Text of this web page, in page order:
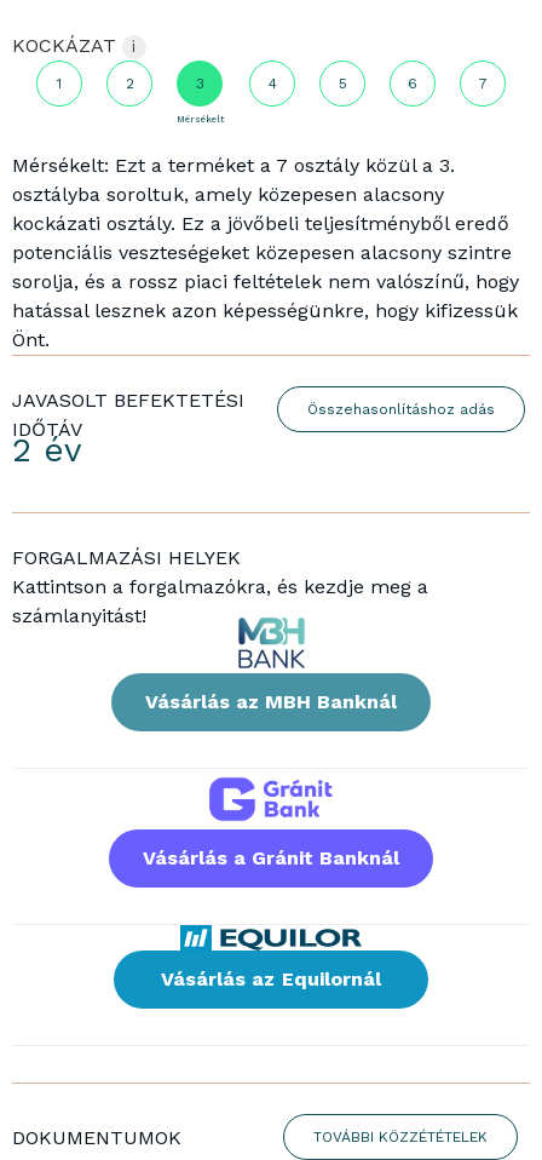
KOCKÁZAT i
1 2 3
Mérsékelt
4 5 6 7
Mérsékelt: Ezt a terméket a 7 osztály közül a 3.
osztályba soroltuk, amely közepesen alacsony
kockázati osztály. Ez a jövőbeli teljesítményből eredő
potenciális veszteségeket közepesen alacsony szintre
sorolja, és a rossz piaci feltételek nem valószínű, hogy
hatással lesznek azon képességünkre, hogy kifizessük
Önt.
JAVASOLT BEFEKTETÉSI
IDŐTÁV
2 év
Összehasonlításhoz adás
FORGALMAZÁSI HELYEK
Kattintson a forgalmazókra, és kezdje meg a
számlanyitást!
Vásárlás az MBH Banknál
Vásárlás a Gránit Banknál
Vásárlás az Equilornál
DOKUMENTUMOK TOVÁBBI KÖZZÉTÉTELEK